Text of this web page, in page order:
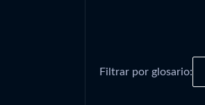
Filtrar por glosario: